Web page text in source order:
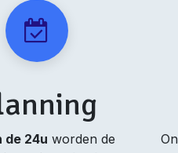
de 24u worden de